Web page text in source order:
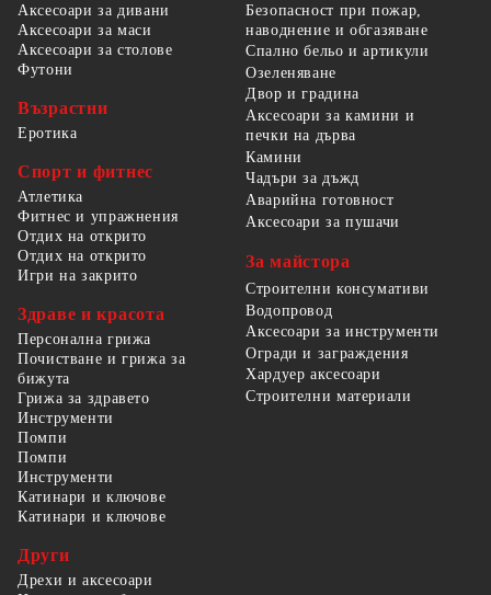
Аксесоари за дивани
Аксесоари за маси
Аксесоари за столове
Футони
Възрастни
Еротика
Спорт и фитнес
Атлетика
Фитнес и упражнения
Отдих на открито
Отдих на открито
Игри на закрито
Здраве и красота
Персонална грижа
Почистване и грижа за
бижута
Грижа за здравето
Безопасност при пожар,
наводнение и обгазяване
Спално бельо и артикули
Озеленяване
Двор и градина
Аксесоари за камини и
печки на дърва
Камини
Чадъри за дъжд
Аварийна готовност
Аксесоари за пушачи
За майстора
Строителни консумативи
Водопровод
Аксесоари за инструменти
Огради и заграждения
Хардуер аксесоари
Строителни материали
Инструменти
Помпи
Помпи
Инструменти
Катинари и ключове
Катинари и ключове
Други
Дрехи и аксесоари